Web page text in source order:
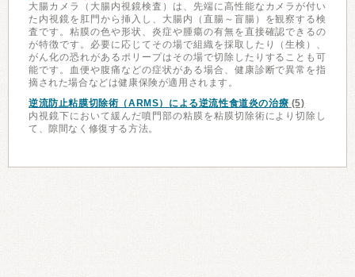
大腸カメラ（大腸内視鏡検査）は、先端に高性能なカメラが付い
た内視鏡を肛門から挿入し、大腸内（直腸～盲腸）を観察する検
査です。粘膜の色や形状、炎症や腫瘍の有無を直接確認できるの
が特徴です。必要に応じてその場で組織を採取したり（生検）、
がん化の恐れがあるポリープはその場で切除したりすることも可
能です。血便や腹痛などの症状がある場合、健康診断で異常を指
摘された場合などは健康保険が適用されます。
逆流防止粘膜切除術（ARMS）による逆流性食道炎の治療 (5)
内視鏡下において緩んだ噴門部の粘膜を粘膜切除術により切除し
て、隙間なく修復する方法。